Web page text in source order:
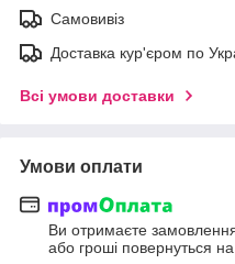
Самовивіз
Доставка кур'єром по
Всі умови доставки
Умови оплати
Ви отримаєте
або гроші повернуться